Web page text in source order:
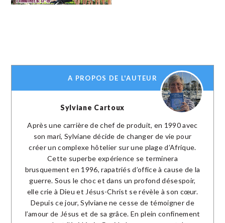
A PROPOS DE L'AUTEUR
Sylviane Cartoux
Après une carrière de chef de produit, en 1990 avec
son mari, Sylviane décide de changer de vie pour
créer un complexe hôtelier sur une plage d’Afrique.
Cette superbe expérience se terminera
brusquement en 1996, rapatriés d’office à cause de la
guerre. Sous le choc et dans un profond désespoir,
elle crie à Dieu et Jésus-Christ se révèle à son cœur.
Depuis ce jour, Sylviane ne cesse de témoigner de
l’amour de Jésus et de sa grâce. En plein confinement